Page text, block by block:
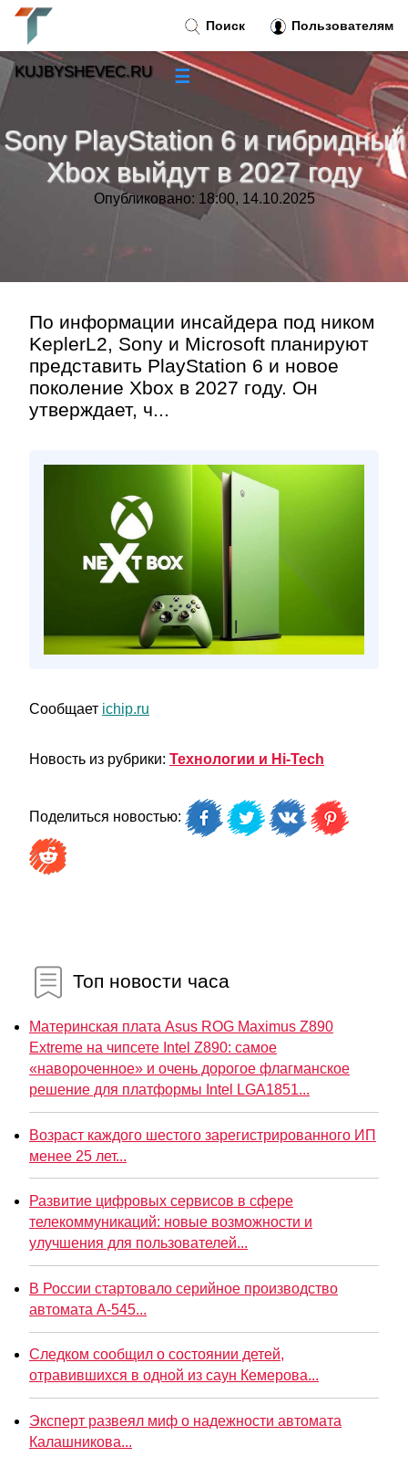
Sony PlayStation 6 и гибридный
Xbox выйдут в 2027 году
Опубликовано: 18:00, 14.10.2025
По информации инсайдера под ником
KeplerL2, Sony и Microsoft планируют
представить PlayStation 6 и новое
поколение Xbox в 2027 году. Он
утверждает, ч...
Сообщает ichip.ru
Новость из рубрики: Технологии и Hi-Tech
Поделиться новостью:
Топ новости часа
Материнская плата Asus ROG Maximus Z890
Extreme на чипсете Intel Z890: самое
«навороченное» и очень дорогое флагманское
решение для платформы Intel LGA1851...
Возраст каждого шестого зарегистрированного ИП
менее 25 лет...
Развитие цифровых сервисов в сфере
телекоммуникаций: новые возможности и
улучшения для пользователей...
В России стартовало серийное производство
автомата А-545...
Следком сообщил о состоянии детей,
отравившихся в одной из саун Кемерова...
Эксперт развеял миф о надежности автомата
Калашникова...
Поиск Пользователям
KUJBYSHEVEC.RU ☰
»
Тренды новостей»
»
Контакт»